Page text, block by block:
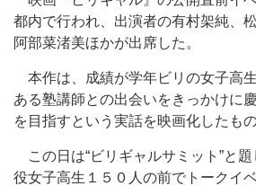
都内で行われ、出演者の有村架純、
阿部菜渚美ほかが出席した。
本作は、成績が学年ビリの女子高生
ある塾講師との出会いをきっかけに
を目指すという実話を映画化したもの
この日は“ビリギャルサミット”と
役女子高生１５０人の前でトークイ